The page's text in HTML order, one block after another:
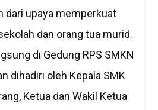
dari upaya memperkuat
dan orang tua murid.
di Gedung RPS SMKN
dihadiri oleh Kepala SMK
Ketua dan Wakil Ketua